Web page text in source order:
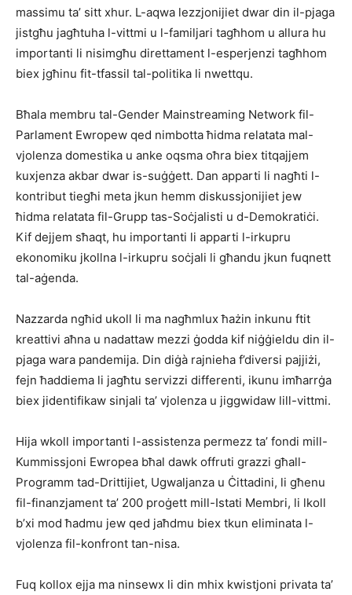
massimu ta’ sitt xhur. L-aqwa lezzjonijiet dwar din il-pjaga
jistgħu jagħtuha l-vittmi u l-familjari tagħhom u allura hu
importanti li nisimgħu direttament l-esperjenzi tagħhom
biex jgħinu fit-tfassil tal-politika li nwettqu.
Bħala membru tal-Gender Mainstreaming Network fil-
Parlament Ewropew qed nimbotta ħidma relatata mal-
vjolenza domestika u anke oqsma oħra biex titqajjem
kuxjenza akbar dwar is-suġġett. Dan apparti li nagħti l-
kontribut tiegħi meta jkun hemm diskussjonijiet jew
ħidma relatata fil-Grupp tas-Soċjalisti u d-Demokratiċi.
Kif dejjem sħaqt, hu importanti li apparti l-irkupru
ekonomiku jkollna l-irkupru soċjali li għandu jkun fuqnett
tal-aġenda.
Nazzarda ngħid ukoll li ma nagħmlux ħażin inkunu ftit
kreattivi aħna u nadattaw mezzi ġodda kif niġġieldu din il-
pjaga wara pandemija. Din diġà rajnieha f’diversi pajjiżi,
fejn ħaddiema li jagħtu servizzi differenti, ikunu imħarrġa
biex jidentifikaw sinjali ta’ vjolenza u jiggwidaw lill-vittmi.
Hija wkoll importanti l-assistenza permezz ta’ fondi mill-
Kummissjoni Ewropea bħal dawk offruti grazzi għall-
Programm tad-Drittijiet, Ugwaljanza u Ċittadini, li għenu
fil-finanzjament ta’ 200 proġett mill-Istati Membri, li lkoll
b’xi mod ħadmu jew qed jaħdmu biex tkun eliminata l-
vjolenza fil-konfront tan-nisa.
Fuq kollox ejja ma ninsewx li din mhix kwistjoni privata ta’